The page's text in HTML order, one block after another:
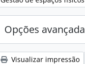
Opções
Visualizar impressão